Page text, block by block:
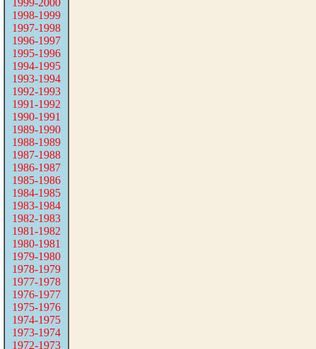
1999-2000
1998-1999
1997-1998
1996-1997
1995-1996
1994-1995
1993-1994
1992-1993
1991-1992
1990-1991
1989-1990
1988-1989
1987-1988
1986-1987
1985-1986
1984-1985
1983-1984
1982-1983
1981-1982
1980-1981
1979-1980
1978-1979
1977-1978
1976-1977
1975-1976
1974-1975
1973-1974
1972-1973